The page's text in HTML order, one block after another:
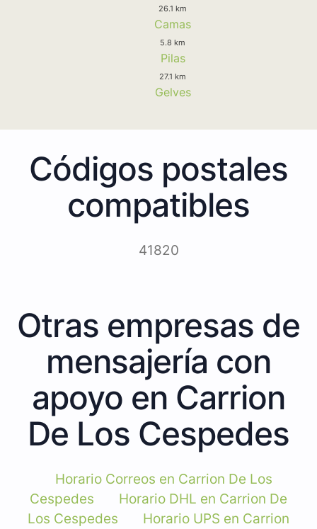
26.1 km
Camas
5.8 km
Pilas
27.1 km
Gelves
Códigos postales
compatibles
41820
Otras empresas de
mensajería con
apoyo en Carrion
De Los Cespedes
Horario Correos en Carrion De Los
Cespedes
Horario DHL en Carrion De
Los Cespedes
Horario UPS en Carrion